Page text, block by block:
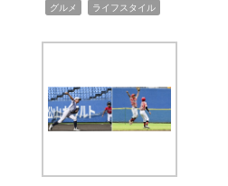
グルメ ライフスタイル